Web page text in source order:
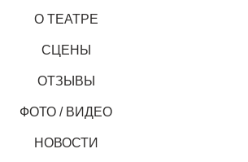
О ТЕАТРЕ
СЦЕНЫ
ОТЗЫВЫ
ФОТО / ВИДЕО
НОВОСТИ